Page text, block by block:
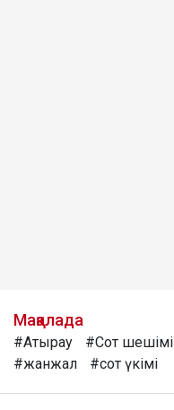
Мақалада
#Атырау #Сот шешімі
#жанжал
#сот үкімі